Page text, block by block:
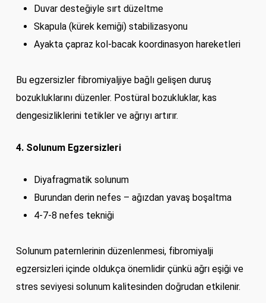
Duvar desteğiyle sırt düzeltme
Skapula (kürek kemiği) stabilizasyonu
Ayakta çapraz kol-bacak koordinasyon hareketleri
Bu egzersizler fibromiyaljiye bağlı gelişen duruş
bozukluklarını düzenler. Postüral bozukluklar, kas
dengesizliklerini tetikler ve ağrıyı artırır.
4. Solunum Egzersizleri
Diyafragmatik solunum
Burundan derin nefes – ağızdan yavaş boşaltma
4-7-8 nefes tekniği
Solunum paternlerinin düzenlenmesi, fibromiyalji
egzersizleri içinde oldukça önemlidir çünkü ağrı eşiği ve
stres seviyesi solunum kalitesinden doğrudan etkilenir.